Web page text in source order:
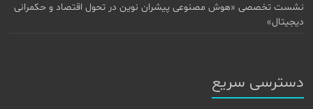
نشست تخصصی «هوش مصنوعی پیشران نوین در تحول اقتصاد و حکمرانی
دیجیتال»
دسترسی سریع